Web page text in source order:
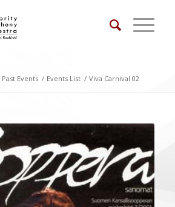
Past Events / Events List / Viva Carnival 02